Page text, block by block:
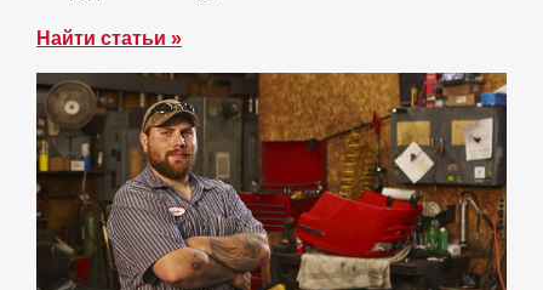
Найти статьи »